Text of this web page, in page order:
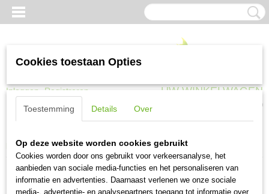
Inloggen Registreren UW WINKELWAGEN
(0)
lengte 27 cm maat 10,5 (per 12 paar)
Cookies toestaan Opties
Toestemming Details Over
Op deze website worden cookies gebruikt
Cookies worden door ons gebruikt voor verkeersanalyse, het
aanbieden van sociale media-functies en het personaliseren van
informatie en advertenties. Daarnaast verlenen we onze sociale
media-, advertentie- en analysepartners toegang tot informatie over